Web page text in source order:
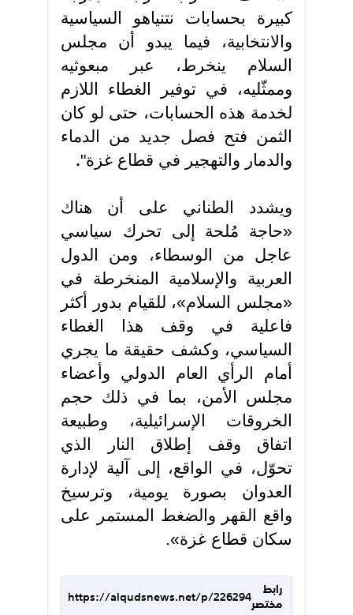
كبيرة بحسابات نتنياهو السياسية
والانتخابية، فيما يبدو أن مجلس
السلام ينخرط، عبر مبعوثيه
وممثّليه، في توفير الغطاء اللازم
لخدمة هذه الحسابات، حتى لو كان
الثمن فتح فصل جديد من الدماء
والدمار والتهجير في قطاع غزة".
ويشدد الطناني على أن هناك
«حاجة مُلحة إلى تحرك سياسي
عاجل من الوسطاء، ومن الدول
العربية والإسلامية المنخرطة في
«مجلس السلام»، للقيام بدور أكثر
فاعلية في وقف هذا الغطاء
السياسي، وكشف حقيقة ما يجري
أمام الرأي العام الدولي وأعضاء
مجلس الأمن، بما في ذلك حجم
الخروقات الإسرائيلية، وطبيعة
اتفاق وقف إطلاق النار الذي
تحوّل، في الواقع، إلى آلية لإدارة
العدوان بصورة يومية، وترسيخ
واقع القهر والضغط المستمر على
سكان قطاع غزة».
رابط
مختصر
https://alqudsnews.net/p/226294